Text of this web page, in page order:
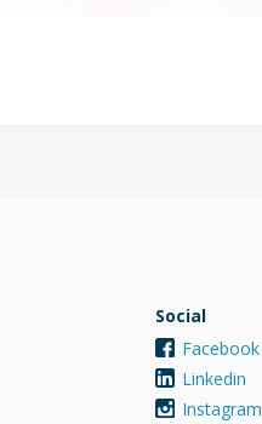
Social
Facebook
Linkedin
Instagram